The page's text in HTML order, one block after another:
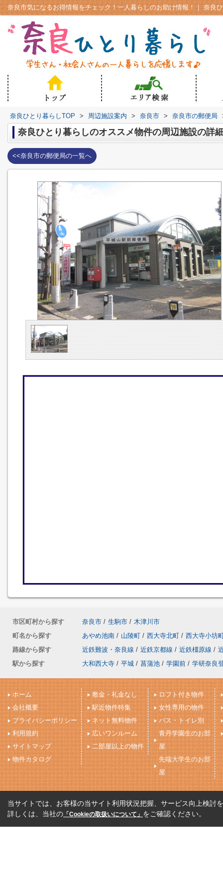
奈良ひとり暮らしTOP > 周辺施設案内 > 奈良市 > 奈良市の郵便局
奈良ひとり暮らしのオススメ物件の周辺施設の詳
<<奈良市の郵便局の一覧へ
市区町村から探す 奈良市 / 生駒市 / 木津川市
町名から探す
あやめ池南 / 山陵町 / 西大寺北町 / 西大寺小坊
路線から探す
近鉄難波・奈良線 / 近鉄京都線 / 近鉄橿原線 /
駅から探す
大和西大寺 / 平城 / 菖蒲池 / 学園前 / 学研奈良
ホーム
会社概要
プライバシーポリシー
利用規約
サイトマップ
物件カタログ
敷金・礼金なし
駅近物件特集
ネット無料物件
広いワンルーム
二部屋以上の物件
ロフト付き物件
女性専用の物件
バス・トイレ別
青丹学園生のお部
屋
先端大学生のお部
屋
当サイトでは、お客様の当サイト利用状況把握、サービス向上検討
詳しくは、当社の 「Cookieの取扱いについて」 をご確認ください。